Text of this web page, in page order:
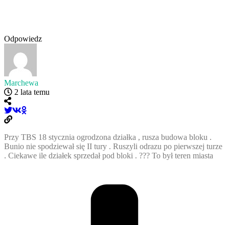
Odpowiedz
Marchewa
2 lata temu
Przy TBS 18 stycznia ogrodzona działka , rusza budowa bloku .
Bunio nie spodziewał się II tury . Ruszyli odrazu po pierwszej turze
. Ciekawe ile działek sprzedał pod bloki . ??? To był teren miasta